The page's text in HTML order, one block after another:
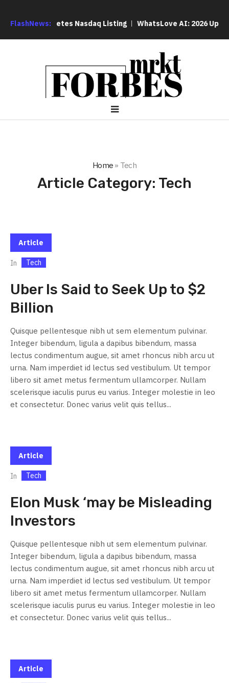
FlashNews:
Completes Nasdaq Listing WhatsLove AI: 2026 Upgrades to
Home » Tech
Article Category: Tech
Article
In Tech
Uber Is Said to Seek Up to $2
Billion
Quisque pellentesque nibh ut sem elementum pulvinar.
Integer bibendum, ligula a dapibus bibendum, massa
lectus condimentum augue, sit amet rhoncus nibh arcu ut
urna. Nam imperdiet id lectus sed vestibulum. Ut tempor
libero sit amet metus fermentum ullamcorper. Nullam
scelerisque iaculis purus eu varius. Integer molestie in leo
et consectetur. Donec varius velit quis tellus...
Article
In Tech
Elon Musk ‘may be Misleading
Investors
Quisque pellentesque nibh ut sem elementum pulvinar.
Integer bibendum, ligula a dapibus bibendum, massa
lectus condimentum augue, sit amet rhoncus nibh arcu ut
urna. Nam imperdiet id lectus sed vestibulum. Ut tempor
libero sit amet metus fermentum ullamcorper. Nullam
scelerisque iaculis purus eu varius. Integer molestie in leo
et consectetur. Donec varius velit quis tellus...
Article